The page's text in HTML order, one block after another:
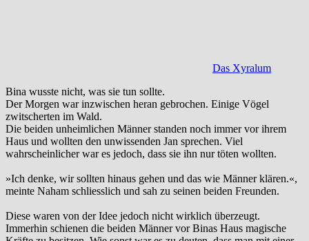
Das Xyralum
Bina wusste nicht, was sie tun sollte.
Der Morgen war inzwischen heran gebrochen. Einige Vögel
zwitscherten im Wald.
Die beiden unheimlichen Männer standen noch immer vor ihrem
Haus und wollten den unwissenden Jan sprechen. Viel
wahrscheinlicher war es jedoch, dass sie ihn nur töten wollten.
»Ich denke, wir sollten hinaus gehen und das wie Männer klären.«,
meinte Naham schliesslich und sah zu seinen beiden Freunden.
Diese waren von der Idee jedoch nicht wirklich überzeugt.
Immerhin schienen die beiden Männer vor Binas Haus magische